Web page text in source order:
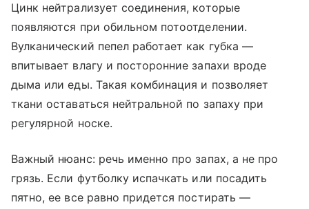
Цинк нейтрализует соединения, которые
появляются при обильном потоотделении.
Вулканический пепел работает как губка —
впитывает влагу и посторонние запахи вроде
дыма или еды. Такая комбинация и позволяет
ткани оставаться нейтральной по запаху при
регулярной носке.
Важный нюанс: речь именно про запах, а не про
грязь. Если футболку испачкать или посадить
пятно, ее все равно придется постирать —